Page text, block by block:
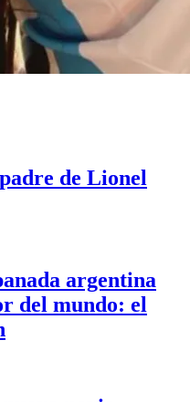
de Lionel
argentina
del mundo: el